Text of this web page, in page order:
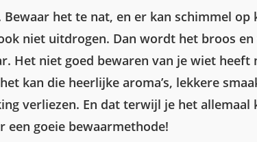
Bewaar het te nat, en er kan schimmel op
niet uitdrogen. Dan wordt het broos
Het niet goed bewaren van je wiet heeft
kan die heerlijke aroma’s, lekkere
verliezen. En dat terwijl je het allemaal
een goeie bewaarmethode!